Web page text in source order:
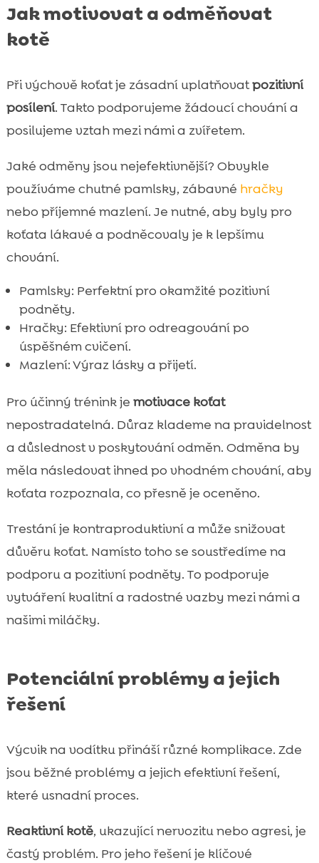
Jak motivovat a odměňovat
kotě
Při výchově koťat je zásadní uplatňovatpozitivní
posílení. Takto podporujeme žádoucí chování a
posilujeme vztah mezi námi a zvířetem.
Jaké odměny jsou nejefektivnější? Obvykle
používáme chutné pamlsky, zábavné hračky
nebo příjemné mazlení. Je nutné, aby byly pro
koťata lákavé a podněcovaly je k lepšímu
chování.
Pamlsky: Perfektní pro okamžité pozitivní
podněty.
Hračky: Efektivní pro odreagování po
úspěšném cvičení.
Mazlení: Výraz lásky a přijetí.
Pro účinný trénink je motivace koťat
nepostradatelná. Důraz klademe na pravidelnost
a důslednost v poskytování odměn. Odměna by
měla následovat ihned po vhodném chování, aby
koťata rozpoznala, co přesně je oceněno.
Trestání je kontraproduktivní a může snižovat
důvěru koťat. Namísto toho se soustředíme na
podporu a pozitivní podněty. To podporuje
vytváření kvalitní a radostné vazby mezi námi a
našimi miláčky.
Potenciální problémy a jejich
řešení
Výcvik na vodítku přináší různé komplikace. Zde
jsou běžné problémy a jejich efektivní řešení,
které usnadní proces.
Reaktivní kotě, ukazující nervozitu nebo agresi, je
častý problém. Pro jeho řešení je klíčové